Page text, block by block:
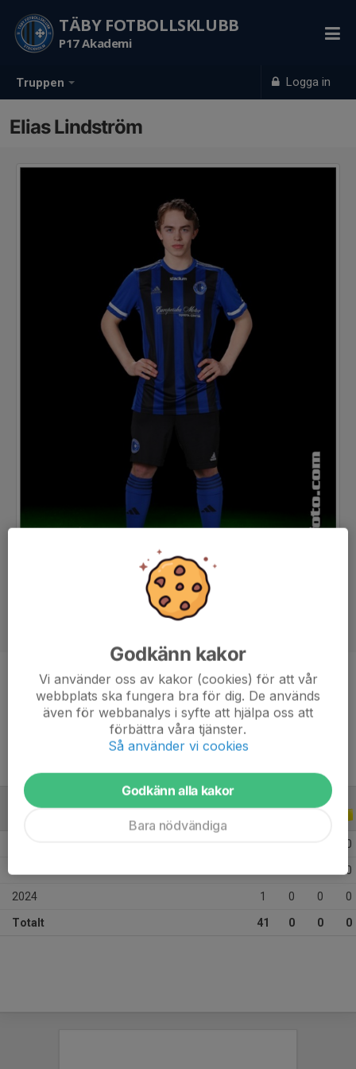
Truppen Logga in
TÄBY FOTBOLLSKLUBB
P17 Akademi
Elias Lindström
Position
-
17 år
0
0
2024 1 0 0 0
Totalt 41 0 0 0
Godkänn kakor
Vi använder oss av kakor (cookies) för att vår
webbplats ska fungera bra för dig. De används
även för webbanalys i syfte att hjälpa oss att
förbättra våra tjänster.
Så använder vi cookies
Godkänn alla kakor
Bara nödvändiga